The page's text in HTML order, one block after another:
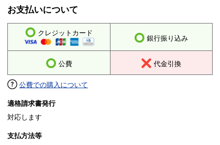
お支払いについて
クレジットカード
銀行振り込み
公費 代金引換
公費での購入について
適格請求書発行
対応します
支払方法等